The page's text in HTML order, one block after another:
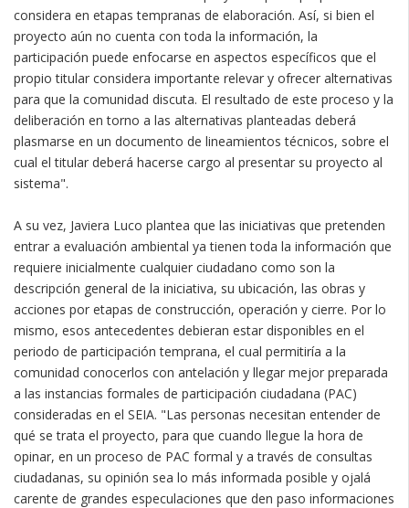
considera en etapas tempranas de elaboración. Así, si bien el
proyecto aún no cuenta con toda la información, la
participación puede enfocarse en aspectos específicos que el
propio titular considera importante relevar y ofrecer alternativas
para que la comunidad discuta. El resultado de este proceso y la
deliberación en torno a las alternativas planteadas deberá
plasmarse en un documento de lineamientos técnicos, sobre el
cual el titular deberá hacerse cargo al presentar su proyecto al
sistema".
A su vez, Javiera Luco plantea que las iniciativas que pretenden
entrar a evaluación ambiental ya tienen toda la información que
requiere inicialmente cualquier ciudadano como son la
descripción general de la iniciativa, su ubicación, las obras y
acciones por etapas de construcción, operación y cierre. Por lo
mismo, esos antecedentes debieran estar disponibles en el
periodo de participación temprana, el cual permitiría a la
comunidad conocerlos con antelación y llegar mejor preparada
a las instancias formales de participación ciudadana (PAC)
consideradas en el SEIA. "Las personas necesitan entender de
qué se trata el proyecto, para que cuando llegue la hora de
opinar, en un proceso de PAC formal y a través de consultas
ciudadanas, su opinión sea lo más informada posible y ojalá
carente de grandes especulaciones que den paso informaciones